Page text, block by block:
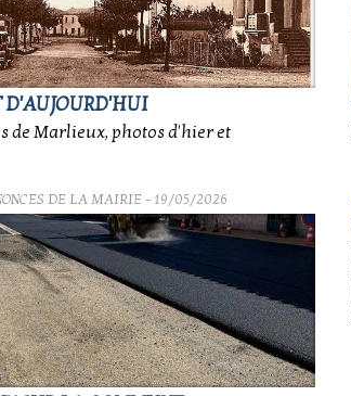
D'AUJOURD'HUI
de Marlieux, photos d'hier et
DE LA MAIRIE- 19/05/2026